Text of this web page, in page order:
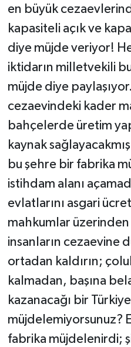
en büyük
kapasiteli açık ve
diye müjde veriyor!
iktidarın milletvekili
müjde diye
cezaevindeki kader
bahçelerde üretim
kaynak
bu şehre bir fabrika
istihdam alanı
evlatlarını asgari
mahkumlar üzerinden
insanların cezaevine
ortadan kaldırın;
kalmadan, başına
kazanacağı bir
müjdelemiyorsunuz?
fabrika müjdelenirdi;